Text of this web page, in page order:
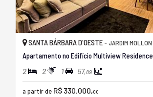
SANTA BÁRBARA D'OESTE - JARDIM MOLLON
Apartamento no Edifício Multiview Residence
2 2 1 57,89
a partir de R$ 330.000,00